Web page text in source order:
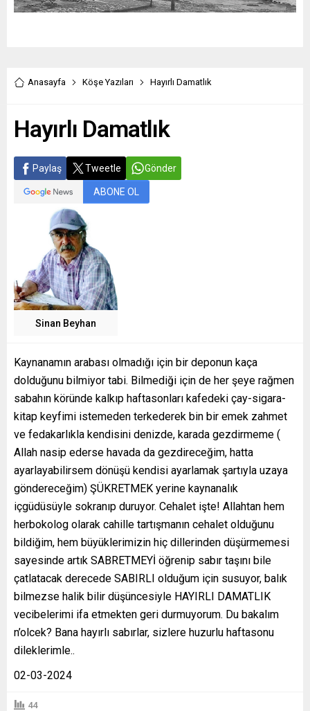
Anasayfa Köşe Yazıları Hayırlı Damatlık
Hayırlı Damatlık
Paylaş Tweetle Gönder
ABONE OL
Sinan Beyhan
Kaynanamın arabası olmadığı için bir deponun kaça
dolduğunu bilmiyor tabi. Bilmediği için de her şeye rağmen
sabahın köründe kalkıp haftasonları kafedeki çay-sigara-
kitap keyfimi istemeden terkederek bin bir emek zahmet
ve fedakarlıkla kendisini denizde, karada gezdirmeme (
Allah nasip ederse havada da gezdireceğim, hatta
ayarlayabilirsem dönüşü kendisi ayarlamak şartıyla uzaya
göndereceğim) ŞÜKRETMEK yerine kaynanalık
içgüdüsüyle sokranıp duruyor. Cehalet işte! Allahtan hem
herbokolog olarak cahille tartışmanın cehalet olduğunu
bildiğim, hem büyüklerimizin hiç dillerinden düşürmemesi
sayesinde artık SABRETMEYİ öğrenip sabır taşını bile
çatlatacak derecede SABIRLI olduğum için susuyor, balık
bilmezse halik bilir düşüncesiyle HAYIRLI DAMATLIK
vecibelerimi ifa etmekten geri durmuyorum. Du bakalım
n’olcek? Bana hayırlı sabırlar, sizlere huzurlu haftasonu
dileklerimle..
02-03-2024
44